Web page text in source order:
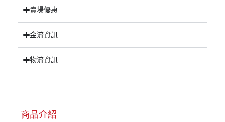
賣場優惠
金流資訊
物流資訊
商品介紹